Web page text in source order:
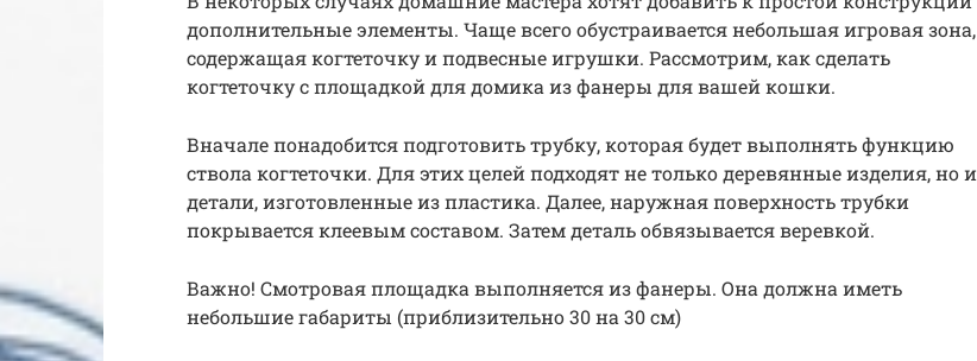
дополнительные элементы. Чаще всего обустраивается небольшая игровая зона,
содержащая когтеточку и подвесные игрушки. Рассмотрим, как сделать
когтеточку с площадкой для домика из фанеры для вашей кошки.
Вначале понадобится подготовить трубку, которая будет выполнять функцию
ствола когтеточки. Для этих целей подходят не только деревянные изделия, но и
детали, изготовленные из пластика. Далее, наружная поверхность трубки
покрывается клеевым составом. Затем деталь обвязывается веревкой.
Важно! Смотровая площадка выполняется из фанеры. Она должна иметь
небольшие габариты (приблизительно 30 на 30 см)